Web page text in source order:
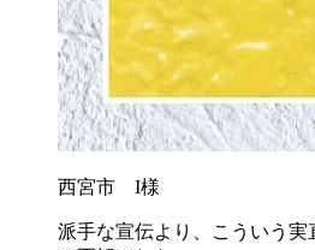
西宮市 I様
派手な宣伝より、こういう実